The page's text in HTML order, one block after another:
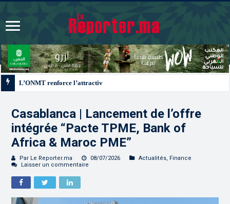
Casablanca | Lancement de l’offre
intégrée “Pacte TPME, Bank of
Africa & Maroc PME”
Par Le Reporter.ma 08/07/2026 Actualités, Finance
Laisser un commentaire